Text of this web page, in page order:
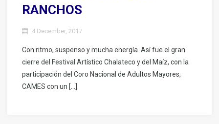
RANCHOS
4 December, 2017
Con ritmo, suspenso y mucha energía. Así fue el gran
cierre del Festival Artístico Chalateco y del Maíz, con la
participación del Coro Nacional de Adultos Mayores,
CAMES con un […]